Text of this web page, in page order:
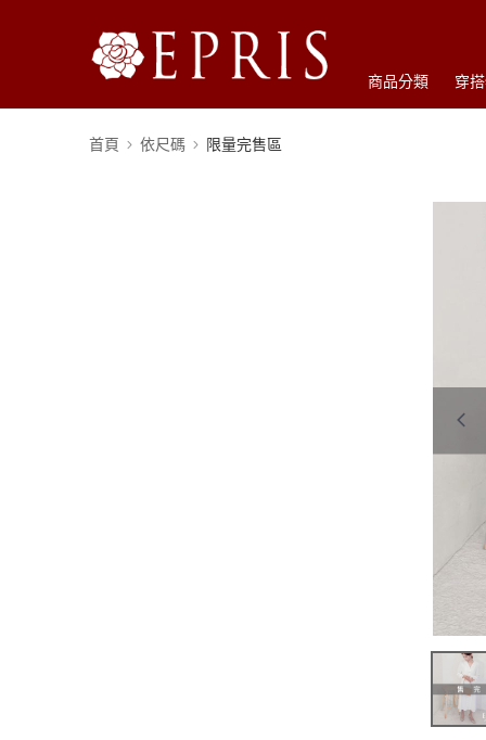
商品分類 穿
首頁 依尺碼 限量完售區